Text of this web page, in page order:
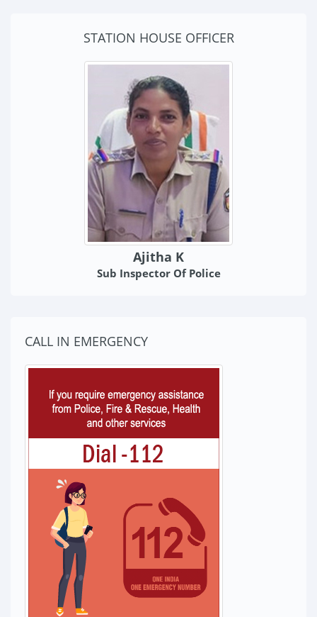
STATION HOUSE OFFICER
Ajitha K
Sub Inspector Of Police
CALL IN EMERGENCY